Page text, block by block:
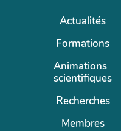
Actualités
Formations
Animations
scientifiques
Recherches
Membres